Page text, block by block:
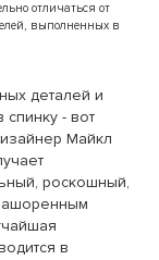
отличаться от
выполненных в
деталей и
- вот
Майкл
роскошный,
в